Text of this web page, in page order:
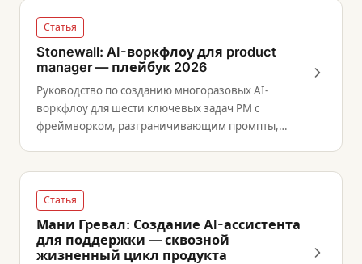
Статья
Stonewall: AI-воркфлоу для product
manager — плейбук 2026
Руководство по созданию многоразовых AI-
воркфлоу для шести ключевых задач PM с
фреймворком, разграничивающим промпты,
Статья
Мани Гревал: Создание AI-ассистента
для поддержки — сквозной
жизненный цикл продукта